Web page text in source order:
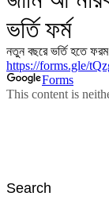
Search